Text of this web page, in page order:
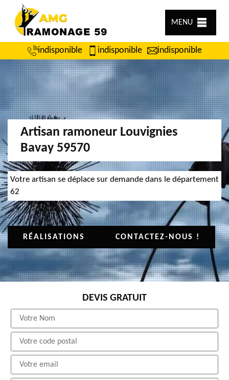
MENU
indisponible indisponible indisponible
Artisan ramoneur Louvignies
Bavay 59570
Votre artisan se déplace sur demande dans le département
62
RÉALISATIONS CONTACTEZ-NOUS !
DEVIS GRATUIT